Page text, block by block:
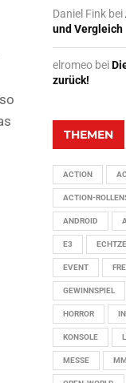
Daniel Fink bei
und Vergleich
elromeo bei
zurück!
THEMEN
ACTION
ACTION-
ANDROID
E3
EVENT
GEWINNSPIEL
HORROR
KONSOLE
MESSE